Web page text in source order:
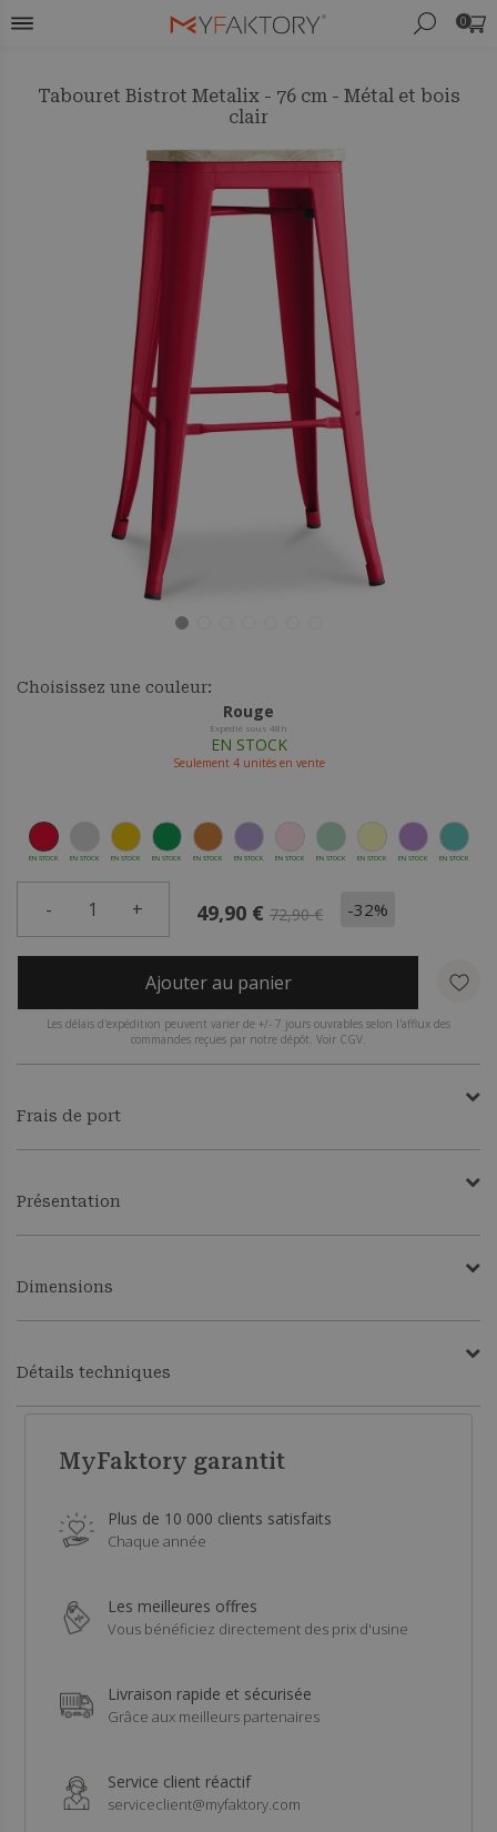
0
Tabouret Bistrot Metalix - 76 cm - Métal et bois
clair
Choisissez une couleur:
Rouge
Expédié sous 48h
EN STOCK
Seulement 4unités en vente
EN STOCK EN STOCK EN STOCK EN STOCK EN STOCK EN STOCK EN STOCK EN STOCK EN STOCK EN STOCK EN STOCK
- 1 + 49,90 € 72,90 € -32%
Ajouter au panier
Les délais d'expédition peuvent varier de +/- 7 jours ouvrables selon l'afflux des
commandes reçues par notre dépôt. Voir CGV.
Frais de port
Présentation
Dimensions
Détails techniques
MyFaktory garantit
Plus de 10 000 clients satisfaits
Chaque année
Les meilleures offres
Vous bénéficiez directement des prix d'usine
Livraison rapide et sécurisée
Grâce aux meilleurs partenaires
Service client réactif
serviceclient@myfaktory.com